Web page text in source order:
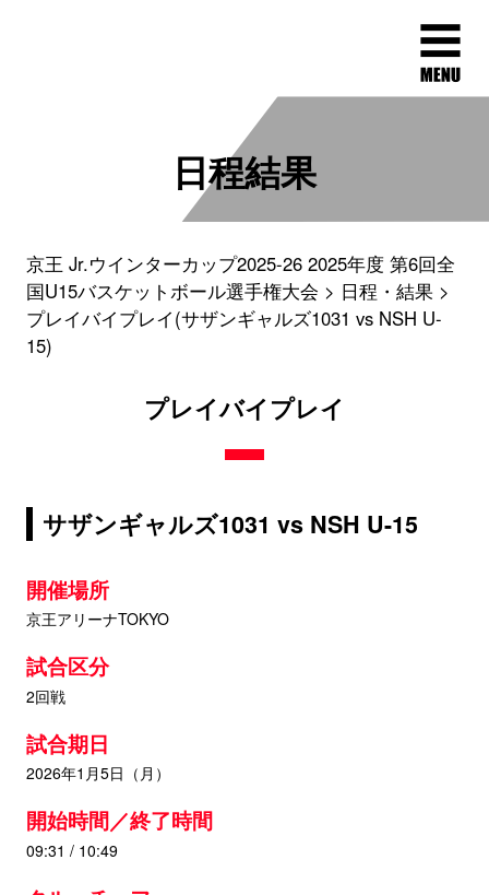
日程結果
京王 Jr.ウインターカップ2025-26 2025年度 第6回全
国U15バスケットボール選手権大会
日程・結果
プレイバイプレイ(サザンギャルズ1031 vs NSH U-
15)
プレイバイプレイ
サザンギャルズ1031 vs NSH U-15
開催場所
京王アリーナTOKYO
試合区分
2回戦
試合期日
2026年1月5日（月）
開始時間／終了時間
09:31 / 10:49